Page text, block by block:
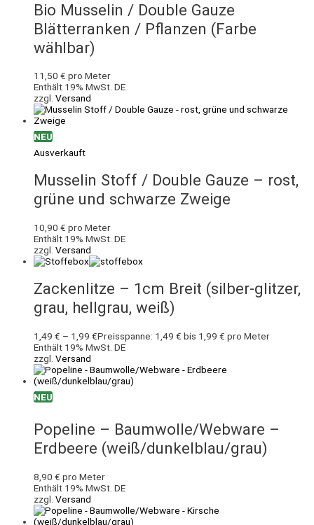
Bio Musselin / Double Gauze
Blätterranken / Pflanzen (Farbe
wählbar)
11,50 € pro Meter
Enthält 19% MwSt. DE
zzgl. Versand
NEU
Ausverkauft
Musselin Stoff / Double Gauze – rost,
grüne und schwarze Zweige
10,90 € pro Meter
Enthält 19% MwSt. DE
zzgl. Versand
Zackenlitze – 1cm Breit (silber-glitzer,
grau, hellgrau, weiß)
1,49 € – 1,99 €Preisspanne: 1,49 € bis 1,99 € pro Meter
Enthält 19% MwSt. DE
zzgl. Versand
NEU
Popeline – Baumwolle/Webware –
Erdbeere (weiß/dunkelblau/grau)
8,90 € pro Meter
Enthält 19% MwSt. DE
zzgl. Versand